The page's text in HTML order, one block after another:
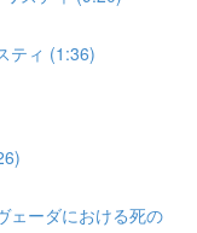
ティ (1:36)
ェーダにおける死の